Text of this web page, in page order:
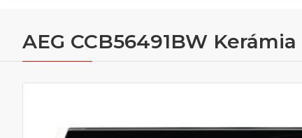
AEG CCB56491BW